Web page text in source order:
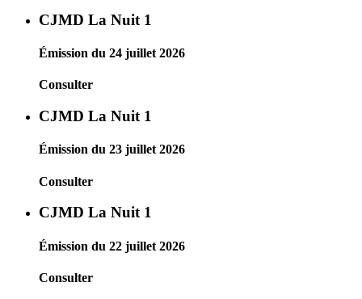
CJMD La Nuit 1
Émission du 24 juillet 2026
Consulter
CJMD La Nuit 1
Émission du 23 juillet 2026
Consulter
CJMD La Nuit 1
Émission du 22 juillet 2026
Consulter